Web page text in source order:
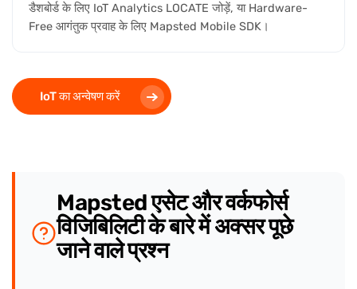
डैशबोर्ड के लिए IoT Analytics LOCATE जोड़ें, या Hardware-
Free आगंतुक प्रवाह के लिए Mapsted Mobile SDK।
IoT का अन्वेषण करें
Mapsted एसेट और वर्कफोर्स
विजिबिलिटी के बारे में अक्सर पूछे
जाने वाले प्रश्न